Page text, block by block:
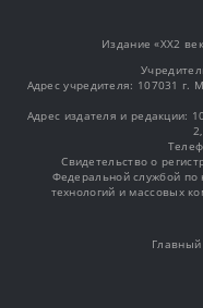
Издание «XX2
Адрес учредителя: 107031 г.
Адрес издателя и редакции:
Свидетельство о
Федеральной службой по
технологий и массовых